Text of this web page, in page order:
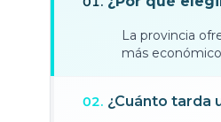
La provincia
más
02. ¿Cuánto tarda